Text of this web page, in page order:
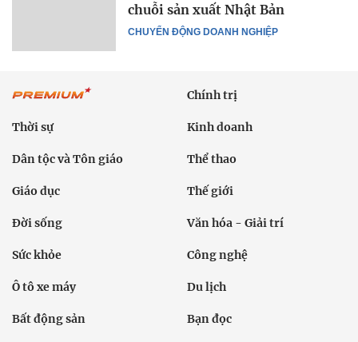
CHUYỂN ĐỘNG DOANH NGHIỆP
chuỗi sản xuất Nhật Bản
Chính trị
Thời sự Kinh doanh
Dân tộc và Tôn giáo Thể thao
Giáo dục Thế giới
Đời sống Văn hóa - Giải trí
Sức khỏe Công nghệ
Ô tô xe máy Du lịch
Bất động sản Bạn đọc